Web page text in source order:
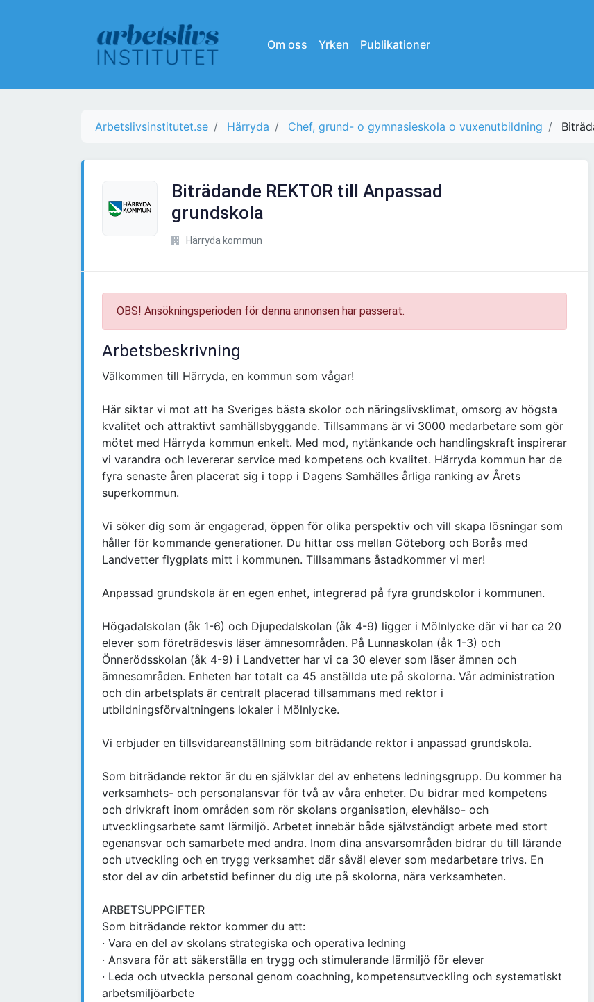
Om oss Yrken Publikationer
Arbetslivsinstitutet.se Härryda Chef, grund- o gymnasieskola o vuxenutbildning
Biträdande REKTOR till Anpassad
grundskola
Härryda kommun
OBS! Ansökningsperioden för denna annonsen har passerat.
Arbetsbeskrivning
Välkommen till Härryda, en kommun som vågar!
Här siktar vi mot att ha Sveriges bästa skolor och näringslivsklimat, omsorg av högsta
kvalitet och attraktivt samhällsbyggande. Tillsammans är vi 3000 medarbetare som gör
mötet med Härryda kommun enkelt. Med mod, nytänkande och handlingskraft inspirerar
vi varandra och levererar service med kompetens och kvalitet. Härryda kommun har de
fyra senaste åren placerat sig i topp i Dagens Samhälles årliga ranking av Årets
superkommun.
Vi söker dig som är engagerad, öppen för olika perspektiv och vill skapa lösningar som
håller för kommande generationer. Du hittar oss mellan Göteborg och Borås med
Landvetter flygplats mitt i kommunen. Tillsammans åstadkommer vi mer!
Anpassad grundskola är en egen enhet, integrerad på fyra grundskolor i kommunen.
Högadalskolan (åk 1-6) och Djupedalskolan (åk 4-9) ligger i Mölnlycke där vi har ca 20
elever som företrädesvis läser ämnesområden. På Lunnaskolan (åk 1-3) och
Önnerödsskolan (åk 4-9) i Landvetter har vi ca 30 elever som läser ämnen och
ämnesområden. Enheten har totalt ca 45 anställda ute på skolorna. Vår administration
och din arbetsplats är centralt placerad tillsammans med rektor i
utbildningsförvaltningens lokaler i Mölnlycke.
Vi erbjuder en tillsvidareanställning som biträdande rektor i anpassad grundskola.
Som biträdande rektor är du en självklar del av enhetens ledningsgrupp. Du kommer ha
verksamhets- och personalansvar för två av våra enheter. Du bidrar med kompetens
och drivkraft inom områden som rör skolans organisation, elevhälso- och
utvecklingsarbete samt lärmiljö. Arbetet innebär både självständigt arbete med stort
egenansvar och samarbete med andra. Inom dina ansvarsområden bidrar du till lärande
och utveckling och en trygg verksamhet där såväl elever som medarbetare trivs. En
stor del av din arbetstid befinner du dig ute på skolorna, nära verksamheten.
ARBETSUPPGIFTER
Som biträdande rektor kommer du att:
· Vara en del av skolans strategiska och operativa ledning
· Ansvara för att säkerställa en trygg och stimulerande lärmiljö för elever
· Leda och utveckla personal genom coachning, kompetensutveckling och systematiskt
arbetsmiljöarbete